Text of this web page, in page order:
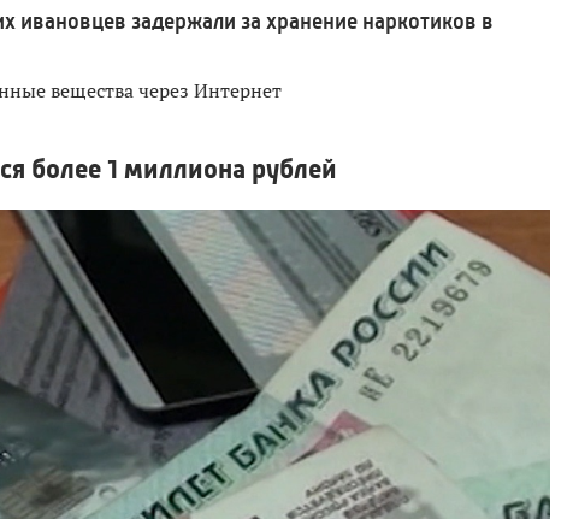
ивановцев задержали за хранение наркотиков в
вещества через Интернет
более 1 миллиона рублей